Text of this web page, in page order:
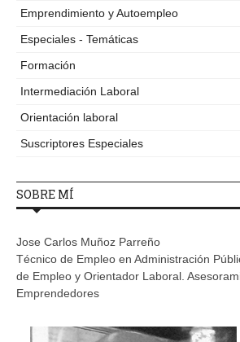
Emprendimiento y Autoempleo
Especiales - Temáticas
Formación
Intermediación Laboral
Orientación laboral
Suscriptores Especiales
SOBRE MÍ
Jose Carlos Muñoz Parreño
Técnico de Empleo en Administración
de Empleo y Orientador Laboral.
Emprendedores